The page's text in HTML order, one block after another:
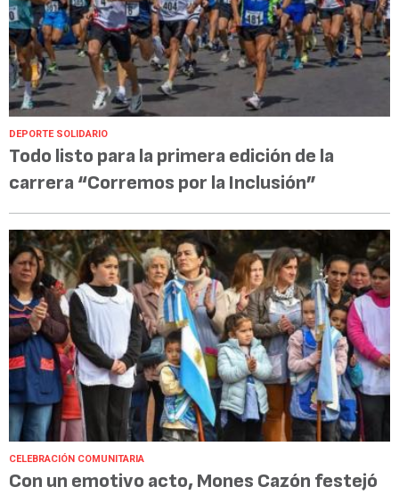
DEPORTE SOLIDARIO
Todo listo para la primera edición de la
carrera “Corremos por la Inclusión”
CELEBRACIÓN COMUNITARIA
Con un emotivo acto, Mones Cazón festejó